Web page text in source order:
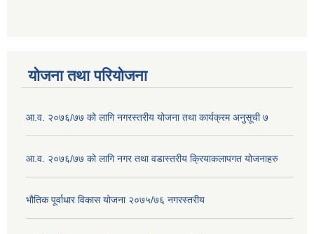
योजना तथा परियोजना
आ.व. २०७६/७७ को लागि नगरस्तरीय योजना तथा कार्यक्रम अनुसूची ७
आ.व. २०७६/७७ को लागि नगर तथा वडास्तरीय क्रियाकलापगत योजनाहरु
भौतिक पूर्वाधार विकास योजना २०७५/७६ नगरस्तरीय